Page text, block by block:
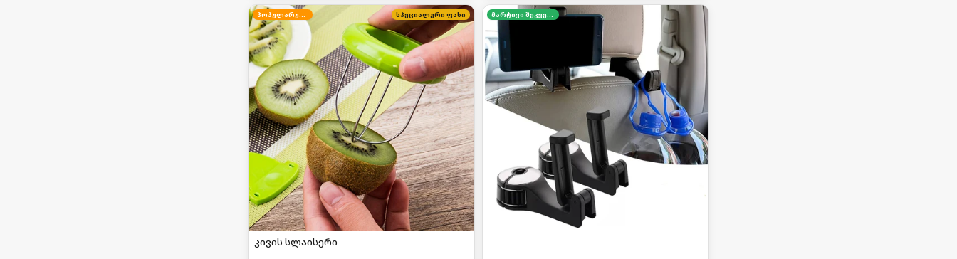
პოპულარული სპეციალური ფასი
კივის სლაისერი
მარტივი შეკვეთა